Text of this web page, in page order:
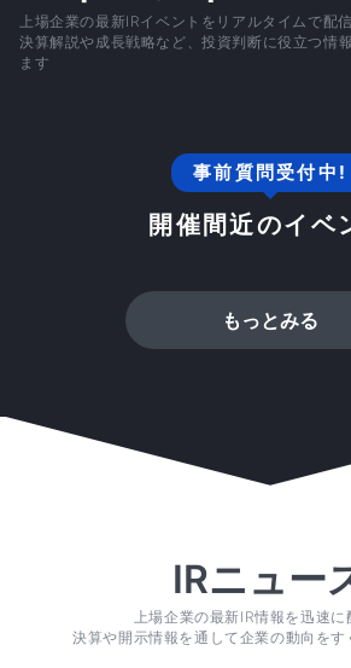
上場企業の最新IRイベントをリアルタイムで配信
決算解説や成長戦略など、投資判断に役立つ情
ます
事前質問受付中!
開催間近のイベ
もっとみる
IRニュー
上場企業の最新IR情報を迅速に
決算や開示情報を通して企業の動向をす